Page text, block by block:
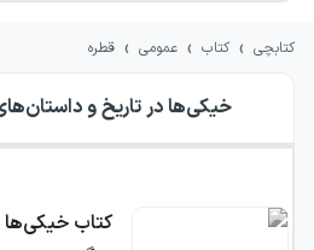
کتابچی › کتاب › عمومی › قطره
خیکی‌ها در تاریخ و
کتاب خیکی‌ها